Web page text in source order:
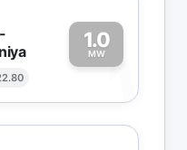
1.0
MW1